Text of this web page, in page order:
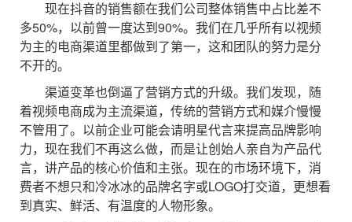
现在抖音的销售额在我们公司整体销售中占比差不
多50%，以前曾一度达到90%。我们在几乎所有以视频
为主的电商渠道里都做到了第一，这和团队的努力是分
不开的。
渠道变革也倒逼了营销方式的升级。我们发现，随
着视频电商成为主流渠道，传统的营销方式和媒介慢慢
不管用了。以前企业可能会请明星代言来提高品牌影响
力，现在我们不再这么做，而是让创始人亲自为产品代
言，讲产品的核心价值和主张。现在的市场环境下，消
费者不想只和冷冰冰的品牌名字或LOGO打交道，更想看
到真实、鲜活、有温度的人物形象。